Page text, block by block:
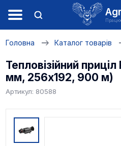
Головна Каталог товарів
Тепловізійний
мм, 256х192, 900 м)
Артикул: 80588